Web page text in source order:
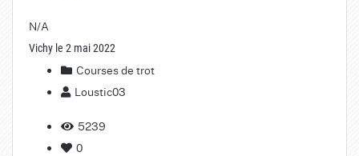
N/A
Vichy le 2 mai 2022
Courses de trot
Loustic03
5239
0